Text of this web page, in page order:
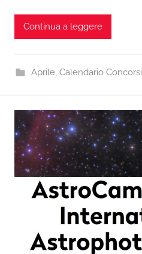
Continua a leggere
Aprile, Calendario Concorsi